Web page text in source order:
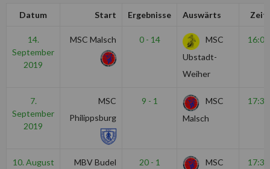
Datum Start Ergebnisse Auswärts Zeit
14.
September
2019
MSC Malsch 0 - 14
MSC
Ubstadt-
Weiher
16:00
7.
September
2019
MSC
Philippsburg
9 - 1
MSC
Malsch
17:30
10. August
MBV Budel 20 - 1
MSC
17:30